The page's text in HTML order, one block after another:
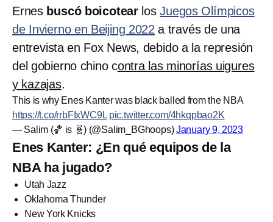
Ernes buscó boicotear losJuegos Olímpicos
de Invierno en Beijing 2022 a través de una
entrevista en Fox News, debido a la represión
del gobierno chino contra las minorías uigures
y kazajas.
This is why Enes Kanter was black balled from the NBA
https://t.co/rrbFIxWC9L pic.twitter.com/4hkqpbao2K
— Salim (🏀 is 🧬) (@Salim_BGhoops)January 9, 2023
Enes Kanter: ¿En qué equipos de la
NBA ha jugado?
Utah Jazz
Oklahoma Thunder
New York Knicks